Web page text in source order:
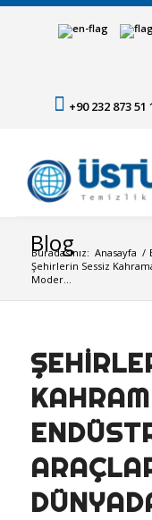
+90 232 873 51
Blog
Buradasınız: Anasayfa /
Şehirlerin Sessiz
Moder...